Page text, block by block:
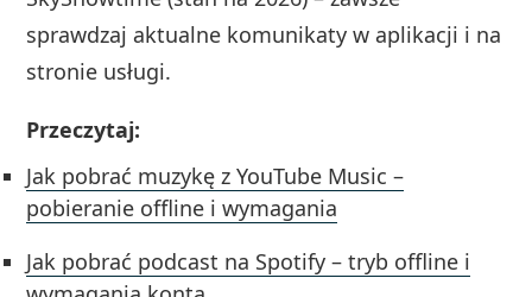
sprawdzaj aktualne komunikaty w aplikacji i na
stronie usługi.
Przeczytaj:
Jak pobrać muzykę z YouTube Music –
pobieranie offline i wymagania
Jak pobrać podcast na Spotify – tryb offline i